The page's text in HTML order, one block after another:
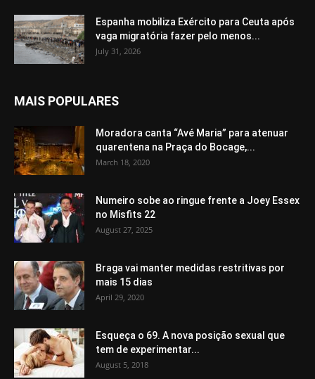
Espanha mobiliza Exército para Ceuta após
vaga migratória fazer pelo menos...
July 31, 2026
MAIS POPULARES
Moradora canta “Avé Maria” para atenuar
quarentena na Praça do Bocage,...
March 18, 2020
Numeiro sobe ao ringue frente a Joey Essex
no Misfits 22
August 27, 2025
Braga vai manter medidas restritivas por
mais 15 dias
April 29, 2020
Esqueça o 69. A nova posição sexual que
tem de experimentar...
August 5, 2018